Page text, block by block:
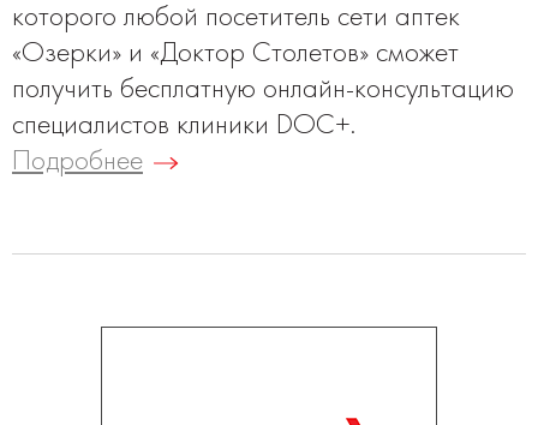
которого любой посетитель сети аптек
«Озерки» и «Доктор Столетов» сможет
получить бесплатную онлайн-консультацию
специалистов клиники DOC+.
Подробнее